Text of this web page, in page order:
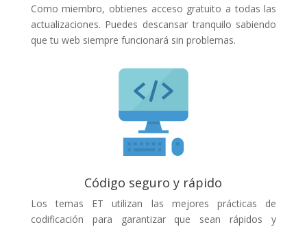
Como miembro, obtienes acceso gratuito a todas las
actualizaciones. Puedes descansar tranquilo sabiendo
que tu web siempre funcionará sin problemas.
Código seguro y rápido
Los temas ET utilizan las mejores prácticas de
codificación para garantizar que sean rápidos y